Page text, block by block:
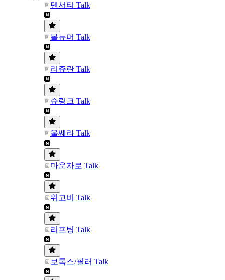
덴서티 Talk
볼뉴머 Talk
리쥬란 Talk
슈링크 Talk
울쎄라 Talk
마운자로 Talk
위고비 Talk
리프팅 Talk
보톡스/필러 Talk